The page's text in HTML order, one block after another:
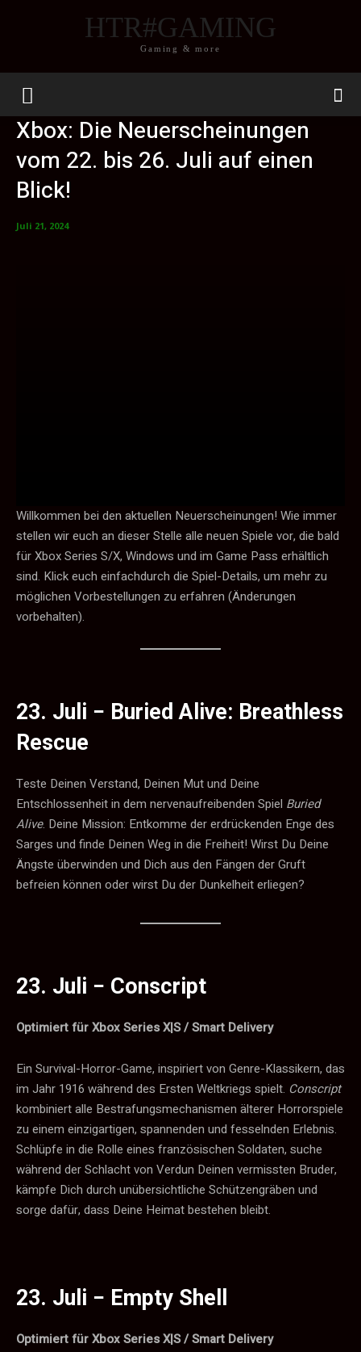
HTR#GAMING
Gaming & more
Xbox: Die Neuerscheinungen
vom 22. bis 26. Juli auf einen
Blick!
Juli 21, 2024
Willkommen bei den aktuellen Neuerscheinungen! Wie immer
stellen wir euch an dieser Stelle alle neuen Spiele vor, die bald
für Xbox Series S/X, Windows und im Game Pass erhältlich
sind. Klick euch einfachdurch die Spiel-Details, um mehr zu
möglichen Vorbestellungen zu erfahren (Änderungen
vorbehalten).
23. Juli − Buried Alive: Breathless
Rescue
Teste Deinen Verstand, Deinen Mut und Deine
Entschlossenheit in dem nervenaufreibenden Spiel Buried
Alive. Deine Mission: Entkomme der erdrückenden Enge des
Sarges und finde Deinen Weg in die Freiheit! Wirst Du Deine
Ängste überwinden und Dich aus den Fängen der Gruft
befreien können oder wirst Du der Dunkelheit erliegen?
23. Juli − Conscript
Optimiert für Xbox Series X|S / Smart Delivery
Ein Survival-Horror-Game, inspiriert von Genre-Klassikern, das
im Jahr 1916 während des Ersten Weltkriegs spielt. Conscript
kombiniert alle Bestrafungsmechanismen älterer Horrorspiele
zu einem einzigartigen, spannenden und fesselnden Erlebnis.
Schlüpfe in die Rolle eines französischen Soldaten, suche
während der Schlacht von Verdun Deinen vermissten Bruder,
kämpfe Dich durch unübersichtliche Schützengräben und
sorge dafür, dass Deine Heimat bestehen bleibt.
23. Juli − Empty Shell
Optimiert für Xbox Series X|S / Smart Delivery